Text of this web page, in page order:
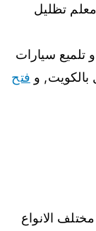
تظليل
تلميع سيارات
و فتح
الانواع